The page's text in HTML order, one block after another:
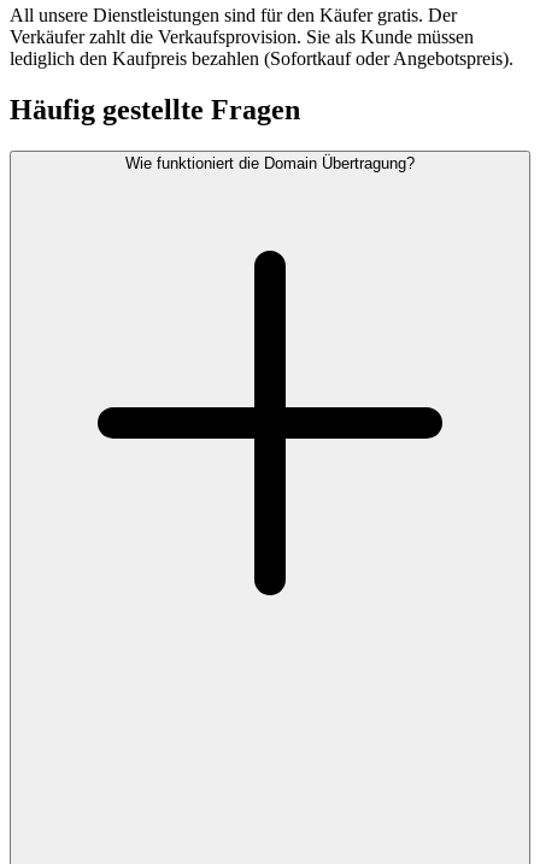
All unsere Dienstleistungen sind für den Käufer gratis. Der
Verkäufer zahlt die Verkaufsprovision. Sie als Kunde müssen
lediglich den Kaufpreis bezahlen (Sofortkauf oder Angebotspreis).
Häufig gestellte Fragen
Wie funktioniert die Domain Übertragung?